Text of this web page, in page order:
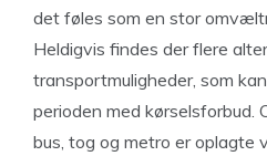
det føles som en stor
Heldigvis findes der flere
transportmuligheder, som
perioden med
bus, tog og metro er oplagte